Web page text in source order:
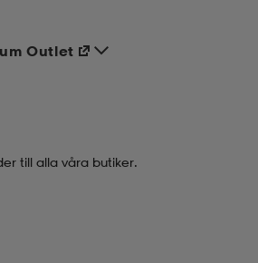
Outlet
till alla våra butiker.